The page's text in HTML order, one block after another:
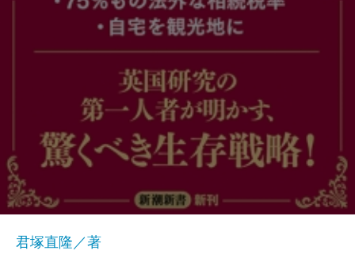
君塚直隆／著